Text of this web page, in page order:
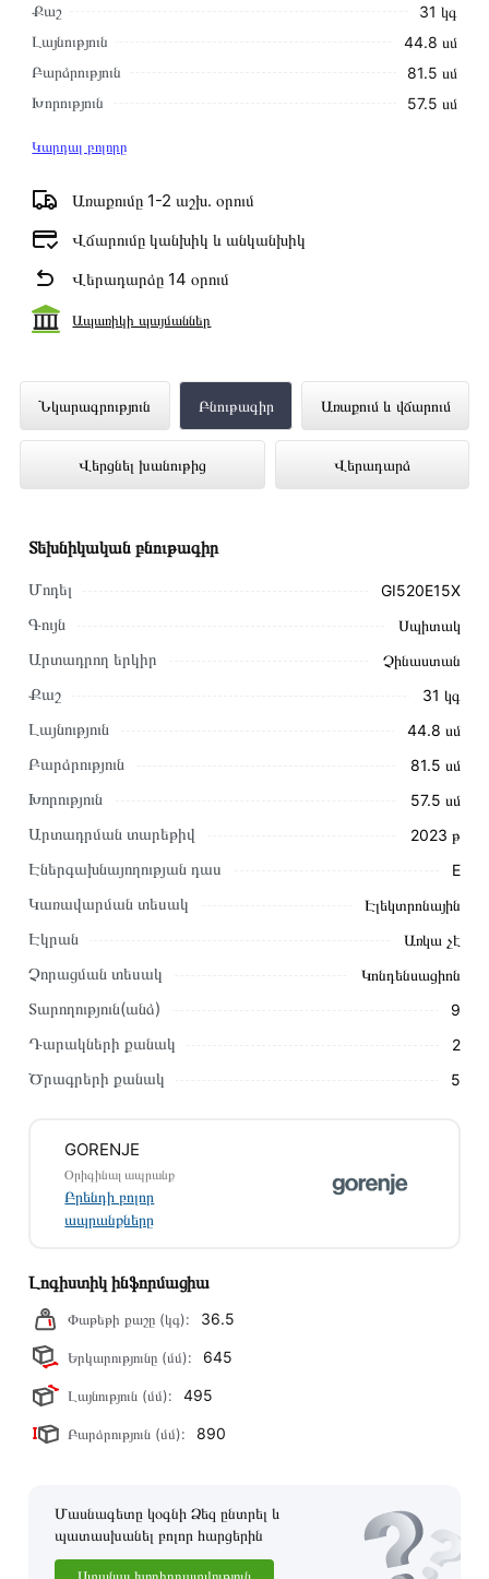
Քաշ
31 կգ
Լայնություն
44.8 սմ
Բարձրություն
81.5 սմ
Խորություն
57.5 սմ
Կարդալ բոլորը
Առաքումը 1-2 աշխ․ օրում
Վճարումը կանխիկ և անկանխիկ
Վերադարձը 14 օրում
Ապառիկի պայմաններ
Նկարագրություն Բնութագիր Առաքում և վճարում
Վերցնել խանութից Վերադարձ
Ներկառուցվող Սպասք Լվացող Մեքենա
GORENJE GI520E15X ներկայացված է
Technomix առցանց խանութում լավագույն
Այս ապրանքը գնելու համար սեղմեք
զամբյուղին»
կամ սեղմեք
կոճակը:
Կարող եք նաև պատվիրել՝ զանգահարելով կայքում նշված
կոնտակտային համարներին։
Կայքում տվյալ ապրանքի՝ Ներկառուցվող Սպասք Լվացող
Մեքենա GORENJE GI520E15X առաքման և վճարման
տարածքում։
կկապվեն ձեզ հետ՝ համաձայնեցնելու առաքման
պայմանները։ Նախքան առցանց պատվեր տեղադրելը,
խորհուրդ ենք տալիս կարդալ նկարագրությունը,
բնութագրերը և կարծիքները:
բոլոր ստանդարտներին։ Գնված ապրանքի վերադարձը
կատարվում է 14 օրվա ընթացքում:
Տեխնիկական բնութագիր
Մոդել GI520E15X
Գույն Սպիտակ
Արտադրող երկիր Չինաստան
Քաշ 31 կգ
Լայնություն 44.8 սմ
Բարձրություն 81.5 սմ
Խորություն 57.5 սմ
Արտադրման տարեթիվ 2023 թ
Էներգախնայողության դաս E
Կառավարման տեսակ Էլեկտրոնային
Էկրան Առկա չէ
Չորացման տեսակ Կոնդենսացիոն
Տարողություն(անձ) 9
Դարակների քանակ 2
Ծրագրերի քանակ 5
GORENJE
Օրիգինալ ապրանք
Բրենդի բոլոր
ապրանքները
Լոգիստիկ ինֆորմացիա
Փաթեթի քաշը (կգ): 36.5
Երկարությունը (մմ): 645
Լայնություն (մմ): 495
Բարձրություն (մմ): 890
Մասնագետը կօգնի Ձեզ ընտրել և
պատասխանել բոլոր հարցերին